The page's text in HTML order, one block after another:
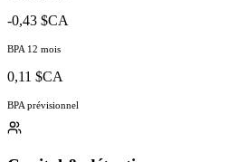
-0,43 $CA
BPA 12 mois
0,11 $CA
BPA prévisionnel